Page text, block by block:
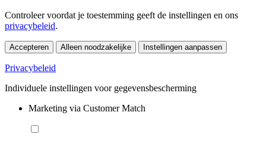
Controleer voordat je toestemming geeft de instellingen en ons
privacybeleid.
Accepteren Alleen noodzakelijke Instellingen aanpassen
Privacybeleid
Individuele instellingen voor gegevensbescherming
Marketing via Customer Match